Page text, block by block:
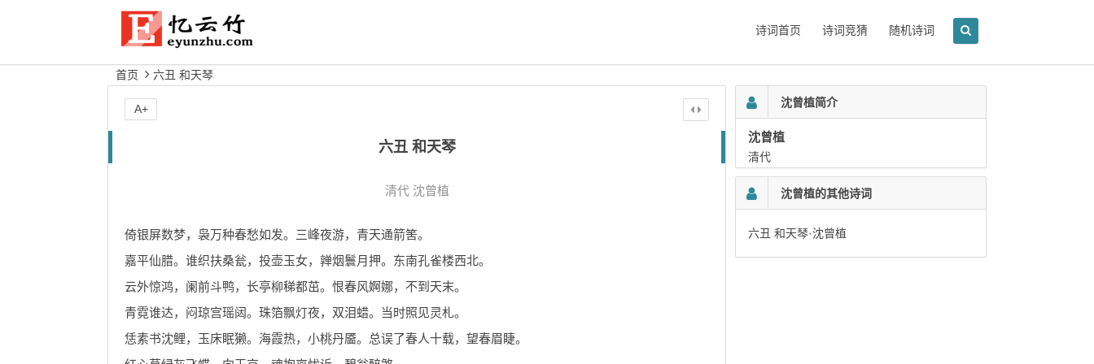
诗词首页 诗词竞猜 随机诗词
首页 六丑 和天琴
六丑 和天琴
清代 沈曾植
倚银屏数梦，袅万种春愁如发。三峰夜游，青天通箭筈。
嘉平仙腊。谁织扶桑瓮，投壶玉女，亸烟鬟月押。东南孔雀楼西北。
云外惊鸿，阑前斗鸭，长亭柳稊都茁。恨春风婀娜，不到天末。
青霓谁达，闷琼宫瑶闼。珠箔飘灯夜，双泪蜡。当时照见灵札。
恁素书沈鲤，玉床眠獭。海霞热，小桃丹靥。总误了春人十载，望春眉睫。
A+ 沈曾植简介
沈曾植
清代
沈曾植的其他诗词
六丑 和天琴·沈曾植